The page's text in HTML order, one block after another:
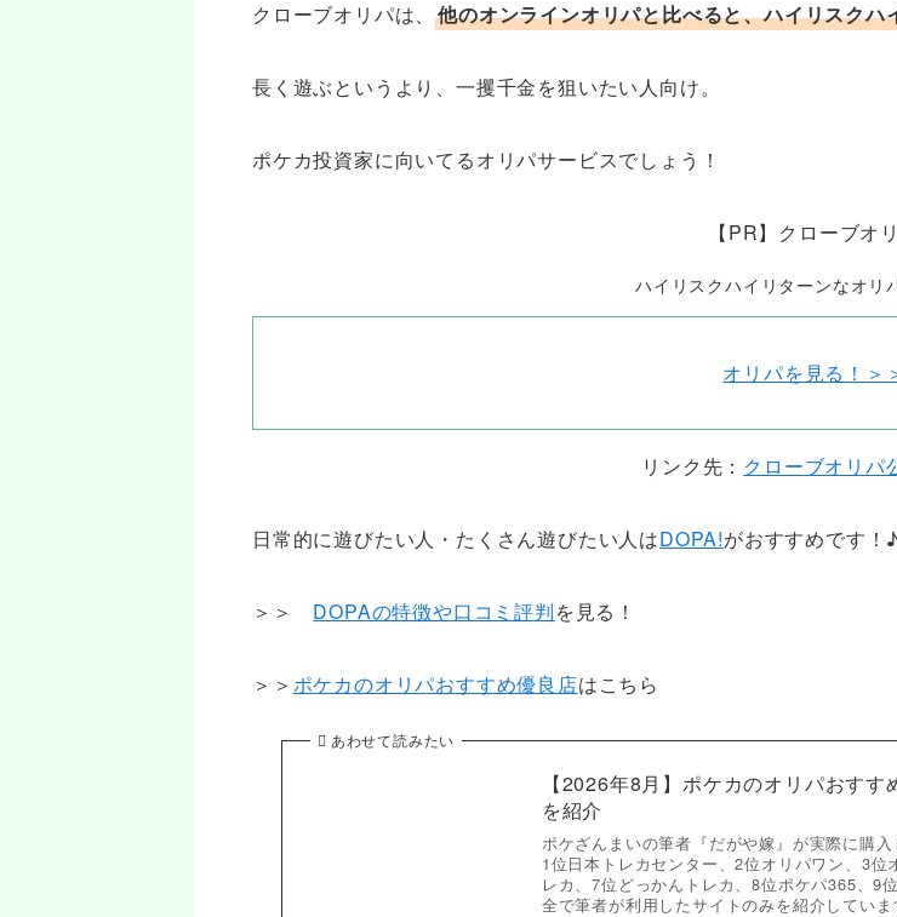
クローブオリパは、他のオンラインオリパと比べると、ハイリスクハ
長く遊ぶというより、一攫千金を狙いたい人向け。
ポケカ投資家に向いてるオリパサービスでしょう！
【PR】クローブオ
ハイリスクハイリターンなオリ
オリパを見る！＞
リンク先： クローブオリパ
日常的に遊びたい人・たくさん遊びたい人はDOPA!がおすすめです！♪
＞＞ DOPAの特徴や口コミ評判を見る！
＞＞ ポケカのオリパおすすめ優良店はこちら
あわせて読みたい
【2026年8月】ポケカのオリパおす
を紹介
ポケざんまいの筆者『だがや嫁』が実際に購
1位日本トレカセンター、2位オリパワン、3
レカ、7位どっかんトレカ、8位ポケパ365、9
全で筆者が利用したサイトのみを紹介していま